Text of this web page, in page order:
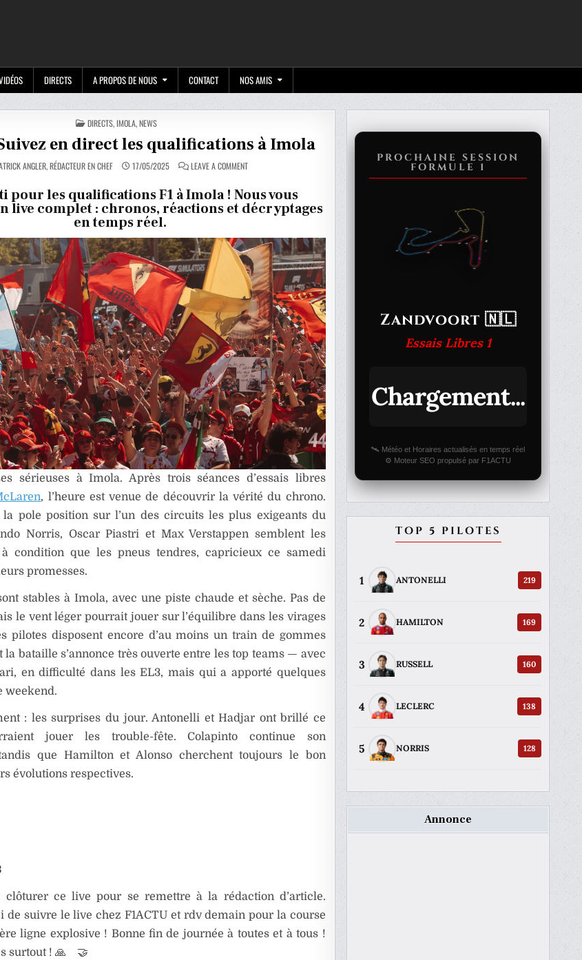
DIRECTS A PROPOS DE NOUS CONTACT NOS AMIS
POSTED
IN
DIRECTS,IMOLA,NEWS
en direct les qualifications à Imola
ANGLER, RÉDACTEUR EN CHEF 17/05/2025 LEAVE A COMMENTON
–
SUIVEZ
EN
DIRECT
À
IMOLA
pour les qualifications F1 à Imola ! Nous vous
live complet : chronos, réactions et décryptages
en temps réel.
sérieuses à Imola. Après trois séances d’essais libres
, l’heure est venue de découvrir la vérité du chrono.
la pole position sur l’un des circuits les plus exigeants du
Norris, Oscar Piastri et Max Verstappen semblent les
condition que les pneus tendres, capricieux ce samedi
promesses.
stables à Imola, avec une piste chaude et sèche. Pas de
le vent léger pourrait jouer sur l’équilibre dans les virages
pilotes disposent encore d’au moins un train de gommes
la bataille s’annonce très ouverte entre les top teams — avec
en difficulté dans les EL3, mais qui a apporté quelques
weekend.
: les surprises du jour. Antonelli et Hadjar ont brillé ce
jouer les trouble-fête. Colapinto continue son
que Hamilton et Alonso cherchent toujours le bon
évolutions respectives.
ce live pour se remettre à la rédaction d’article.
de suivre le live chez F1ACTU et rdv demain pour la course
ligne explosive ! Bonne fin de journée à toutes et à tous !
surtout ! 🙏 🤝
PROCHAINE SESSION
FORMULE 1
Zandvoort 🇳🇱
Essais Libres 1
Chargement...
🛰️ Météo et Horaires actualisés en temps réel
⚙️ Moteur SEO propulsé par F1ACTU
TOP 5 PILOTES
1 ANTONELLI 219
2 HAMILTON 169
3 RUSSELL 160
4 LECLERC 138
5 NORRIS 128
Annonce